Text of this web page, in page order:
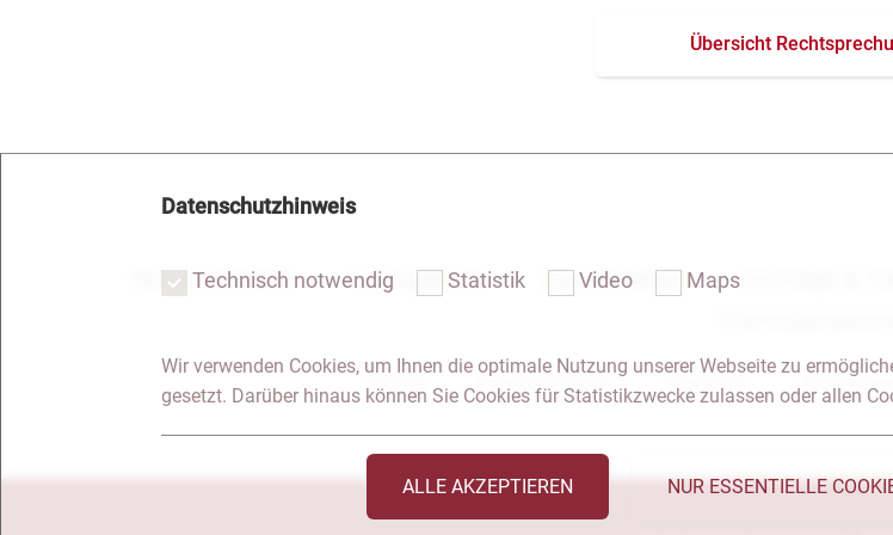
Übersicht
Notar Dresden Fachgebiete Das Notariat Vorträge &
Kontakt & Anfahrt
Datenschutzhinweis
Technisch notwendig Statistik Video Maps
Wir verwenden Cookies, um Ihnen die optimale Nutzung unserer Webseite zu
gesetzt. Darüber hinaus können Sie Cookies für Statistikzwecke zulassen oder allen
ALLE AKZEPTIEREN NUR ESSENTIELLE